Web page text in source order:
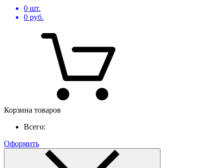
0 шт.
0 руб.
Корзина товаров
Всего:
Оформить